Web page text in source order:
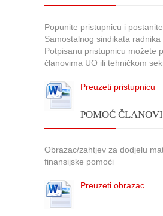
Popunite pristupnicu i
Samostalnog sindikata radnika
Potpisanu pristupnicu možete
članovima UO ili tehničkom
Preuzeti pristupnicu
POMOĆ
Obrazac/zahtjev za dodjelu
finansijske pomoći
Preuzeti obrazac